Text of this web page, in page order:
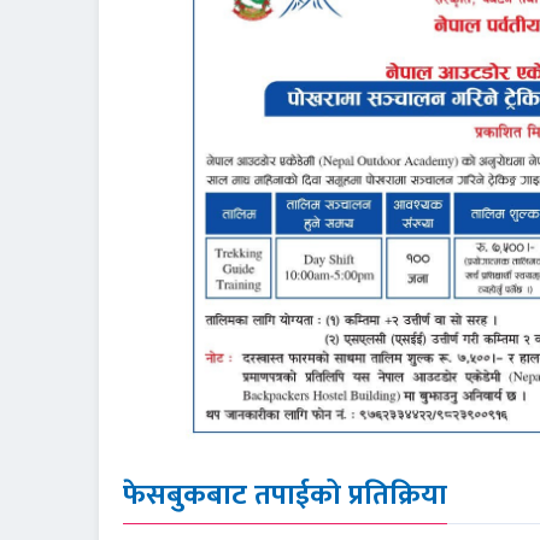
फेसबुकबाट तपाईको प्रतिक्रिया